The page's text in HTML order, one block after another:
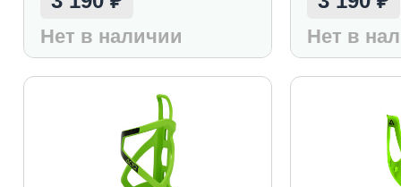
Нет в наличии Нет в